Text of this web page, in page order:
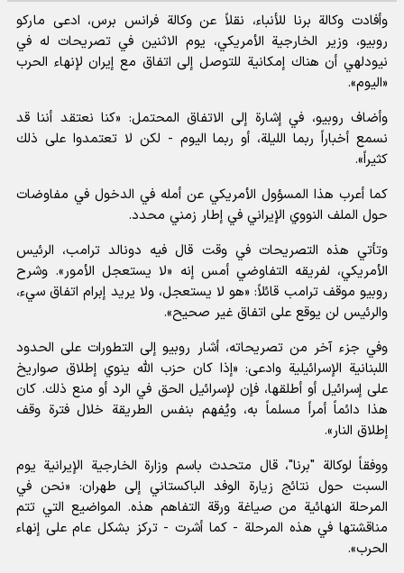
وأفادت وكالة برنا للأنباء، نقلاً عن وكالة فرانس برس، ادعى ماركو
روبيو، وزير الخارجية الأمريكي، يوم الاثنين في تصريحات له في
نيودلهي أن هناك إمكانية للتوصل إلى اتفاق مع إيران لإنهاء الحرب
«اليوم».
وأضاف روبيو، في إشارة إلى الاتفاق المحتمل: «كنا نعتقد أننا قد
نسمع أخباراً ربما الليلة، أو ربما اليوم - لكن لا تعتمدوا على ذلك
كثيراً».
كما أعرب هذا المسؤول الأمريكي عن أمله في الدخول في مفاوضات
حول الملف النووي الإيراني في إطار زمني محدد.
وتأتي هذه التصريحات في وقت قال فيه دونالد ترامب، الرئيس
الأمريكي، لفريقه التفاوضي أمس إنه «لا يستعجل الأمور». وشرح
روبيو موقف ترامب قائلاً: «هو لا يستعجل، ولا يريد إبرام اتفاق سيء،
والرئيس لن يوقع على اتفاق غير صحيح».
وفي جزء آخر من تصريحاته، أشار روبيو إلى التطورات على الحدود
اللبنانية الإسرائيلية وادعى: «إذا كان حزب الله ينوي إطلاق صواريخ
على إسرائيل أو أطلقها، فإن لإسرائيل الحق في الرد أو منع ذلك. كان
هذا دائماً أمراً مسلماً به، ويُفهم بنفس الطريقة خلال فترة وقف
إطلاق النار».
ووفقاً لوكالة "برنا"، قال متحدث باسم وزارة الخارجية الإيرانية يوم
السبت حول نتائج زيارة الوفد الباكستاني إلى طهران: «نحن في
المرحلة النهائية من صياغة ورقة التفاهم هذه. المواضيع التي تتم
مناقشتها في هذه المرحلة - كما أشرت - تركز بشكل عام على إنهاء
الحرب».